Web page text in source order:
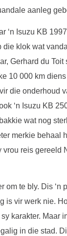
aanleg
‘n Isuzu KB
die klok wat
Gerhard du Toit
10 000 km
die onderhoud
‘n Isuzu KB
wat nog
merkie behaal
vrou reis gereeld
om te bly. Dis ‘n
is vir werk nie.
karakter. Maar
in die stad.